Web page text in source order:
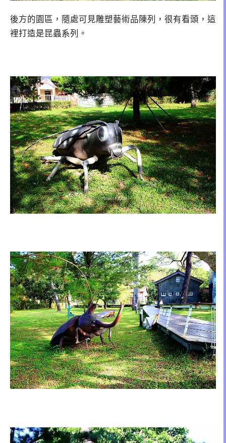
後方的園區，隨處可見雕塑藝術品陳列，很有看頭，這
裡打造是昆蟲系列。